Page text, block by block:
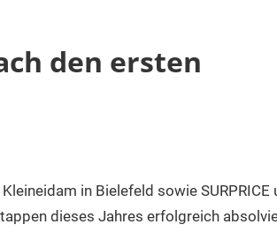
den ersten
in Bielefeld sowie SURPRICE
dieses Jahres erfolgreich